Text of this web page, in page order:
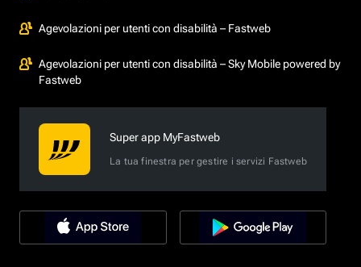
Agevolazioni per utenti con disabilità – Fastweb
Agevolazioni per utenti con disabilità – Sky Mobile powered by
Fastweb
Super app MyFastweb
La tua finestra per gestire i servizi Fastweb